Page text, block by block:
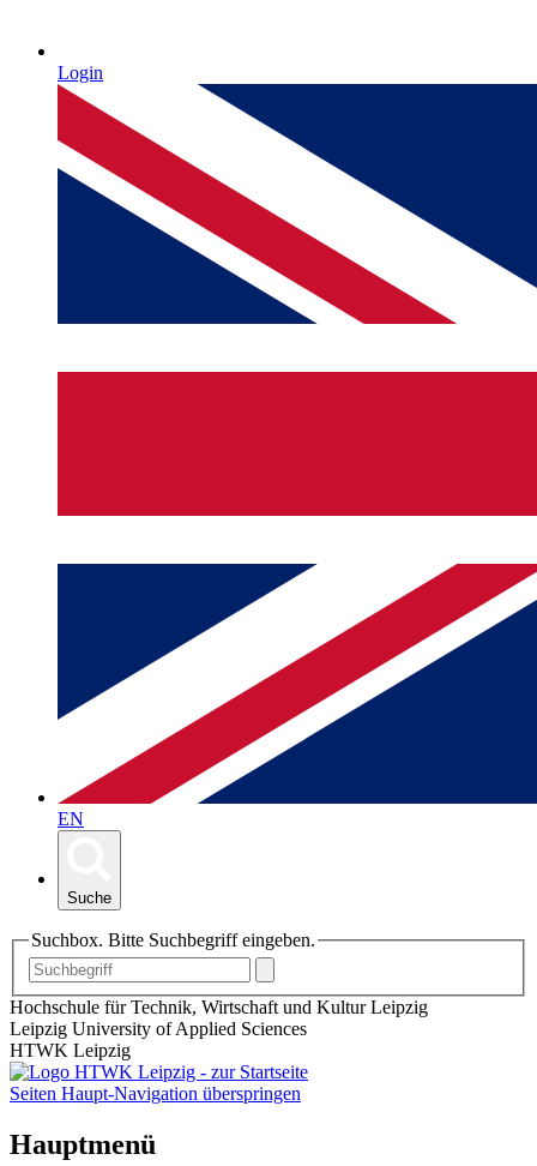
Login
EN
Suche
Suchbox. Bitte Suchbegriff eingeben.
Hochschule für Technik, Wirtschaft und Kultur Leipzig
Leipzig University of Applied Sciences
HTWK Leipzig
Seiten Haupt-Navigation überspringen
Hauptmenü